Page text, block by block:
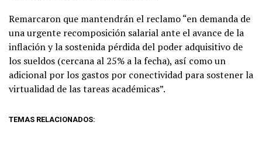
Remarcaron que mantendrán el reclamo “en demanda de
una urgente recomposición salarial ante el avance de la
inflación y la sostenida pérdida del poder adquisitivo de
los sueldos (cercana al 25% a la fecha), así como un
adicional por los gastos por conectividad para sostener la
virtualidad de las tareas académicas”.
TEMAS RELACIONADOS: